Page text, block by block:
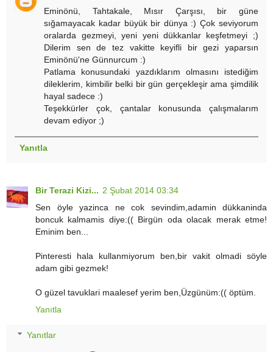
Eminönü, Tahtakale, Mısır Çarşısı, bir güne
sığamayacak kadar büyük bir dünya :) Çok seviyorum
oralarda gezmeyi, yeni yeni dükkanlar keşfetmeyi ;)
Dilerim sen de tez vakitte keyifli bir gezi yaparsın
Eminönü'ne Günnurcum :)
Patlama konusundaki yazdıklarım olmasını istediğim
dileklerim, kimbilir belki bir gün gerçekleşir ama şimdilik
hayal sadece :)
Teşekkürler çok, çantalar konusunda çalışmalarım
devam ediyor ;)
Yanıtla
Bir Terazi Kizi... 2 Şubat 2014 03:34
Sen öyle yazinca ne cok sevindim,adamin dükkaninda
boncuk kalmamis diye:(( Birgün oda olacak merak etme!
Eminim ben...
Pinteresti hala kullanmiyorum ben,bir vakit olmadi söyle
adam gibi gezmek!
O güzel tavuklari maalesef yerim ben,Üzgünüm:(( öptüm.
Yanıtla
Yanıtlar